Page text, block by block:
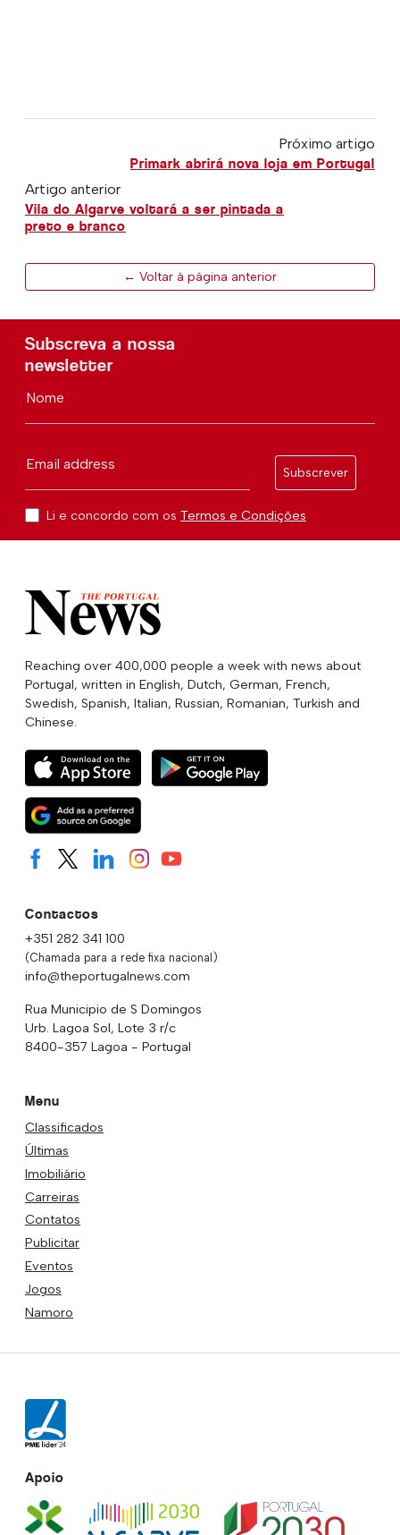
Próximo artigo
Primark abrirá nova loja em Portugal
Artigo anterior
Vila do Algarve voltará a ser pintada a
preto e branco
← Voltar à página anterior
Subscreva a nossa
newsletter
Nome
Email address
Subscrever
Li e concordo com os Termos e Condições
Reaching over 400,000 people a week with news about
Portugal, written in English, Dutch, German, French,
Swedish, Spanish, Italian, Russian, Romanian, Turkish and
Chinese.
Contactos
+351 282 341 100
(Chamada para a rede fixa nacional)
info@theportugalnews.com
Rua Municipio de S Domingos
Urb. Lagoa Sol, Lote 3 r/c
8400-357 Lagoa - Portugal
Menu
Classificados
Últimas
Imobiliário
Carreiras
Contatos
Publicitar
Eventos
Jogos
Namoro
Apoio